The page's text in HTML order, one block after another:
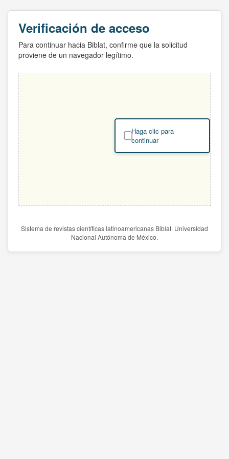
Verificación de acceso
Para continuar hacia Biblat, confirme que la solicitud
proviene de un navegador legítimo.
Haga clic para
continuar
Sistema de revistas científicas latinoamericanas Biblat. Universidad
Nacional Autónoma de México.